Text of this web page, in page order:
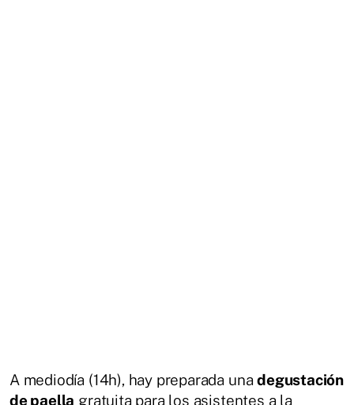
A mediodía (14h), hay preparada unadegustación
de paella gratuita para los asistentes a la